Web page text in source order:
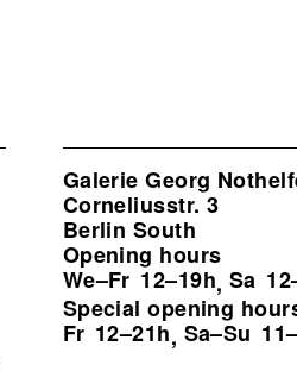
Galerie Georg
Corneliusstr. 3
Berlin South
Opening hours
We–Fr 12–19h, Sa
Special opening
Fr 12–21h, Sa–Su